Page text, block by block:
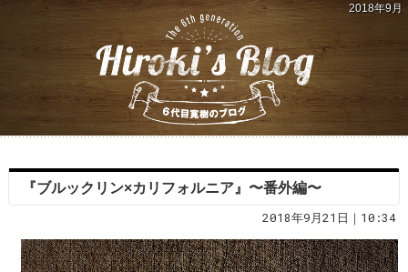
2018年9月
『ブルックリン×カリフォルニア』〜番外編〜
2018年9月21日｜10:34